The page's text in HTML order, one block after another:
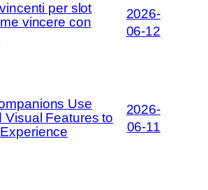
per slot
vincere con
2026-
06-12
Use
Visual Features to
2026-
06-11